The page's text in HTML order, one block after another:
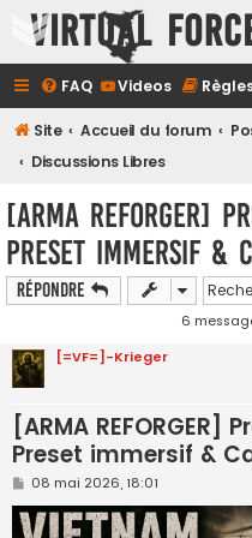
Virtual
FAQ Videos
Site Accueil du forum
Discussions Libres
[ARMA
Preset immersif &
Répondre
6
[=VF=]-Krieger
[ARMA REFORGER]
Preset immersif &
M
s
s
08 mai 2026, 18:01